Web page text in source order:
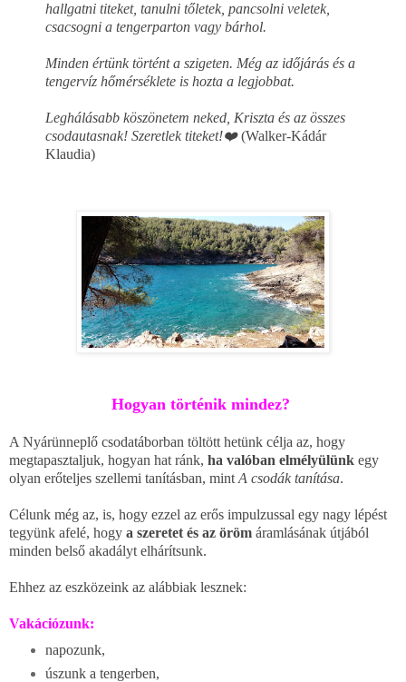
hallgatni titeket, tanulni tőletek, pancsolni veletek,
csacsogni a tengerparton vagy bárhol.
Minden értünk történt a szigeten. Még az időjárás és a
tengervíz hőmérséklete is hozta a legjobbat.
Leghálásabb köszönetem neked, Kriszta és az összes
csodautasnak! Szeretlek titeket!❤️(Walker-Kádár
Klaudia)
Hogyan történik mindez?
A Nyárünneplő csodatáborban töltött hetünk célja az, hogy
megtapasztaljuk, hogyan hat ránk, ha valóban elmélyülünk egy
olyan erőteljes szellemi tanításban, mint A csodák tanítása.
Célunk még az, is, hogy ezzel az erős impulzussal egy nagy lépést
tegyünk afelé, hogy a szeretet és az öröm áramlásának útjából
minden belső akadályt elhárítsunk.
Ehhez az eszközeink az alábbiak lesznek:
Vakációzunk:
napozunk,
úszunk a tengerben,